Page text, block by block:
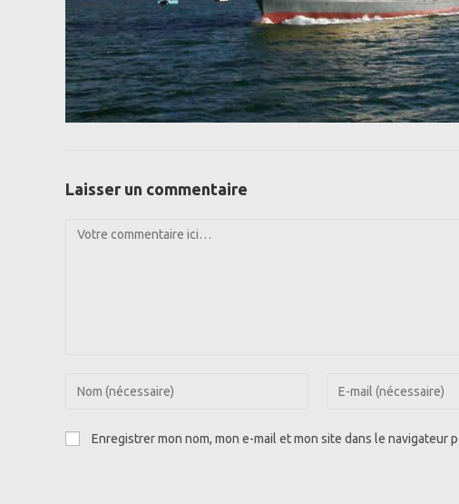
Laisser un commentaire
Comment
name
Enregistrer mon nom, mon e-mail et mon site dans le navigateur